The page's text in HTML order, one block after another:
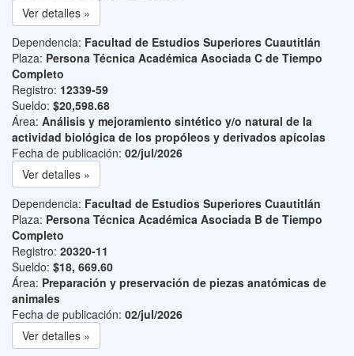
Ver detalles »
Dependencia: Facultad de Estudios Superiores Cuautitlán
Plaza: Persona Técnica Académica Asociada C de Tiempo
Completo
Registro: 12339-59
Sueldo: $20,598.68
Área: Análisis y mejoramiento sintético y/o natural de la
actividad biológica de los propóleos y derivados apícolas
Fecha de publicación: 02/jul/2026
Ver detalles »
Dependencia: Facultad de Estudios Superiores Cuautitlán
Plaza: Persona Técnica Académica Asociada B de Tiempo
Completo
Registro: 20320-11
Sueldo: $18, 669.60
Área: Preparación y preservación de piezas anatómicas de
animales
Fecha de publicación: 02/jul/2026
Ver detalles »